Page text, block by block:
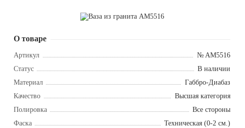
О товаре
Артикул
№ AM5516
Статус
В наличии
Материал
Габбро-Диабаз
Качество
Высшая категория
Полировка
Все стороны
Фаска
Техническая (0-2 см.)